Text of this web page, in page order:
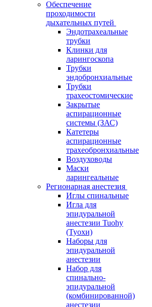
Обеспечение
проходимости
дыхательных путей
Эндотрахеальные
трубки
Клинки для
ларингоскопа
Трубки
эндобронхиальные
Трубки
трахеостомические
Закрытые
аспирационные
системы (ЗАС)
Катетеры
аспирационные
трахеобронхиальные
Воздуховоды
Маски
ларингеальные
Регионарная анестезия
Иглы спинальные
Игла для
эпидуральной
анестезии Tuohy
(Туохи)
Наборы для
эпидуральной
анестезии
Набор для
спинально-
эпидуральной
(комбинированной)
анестезии